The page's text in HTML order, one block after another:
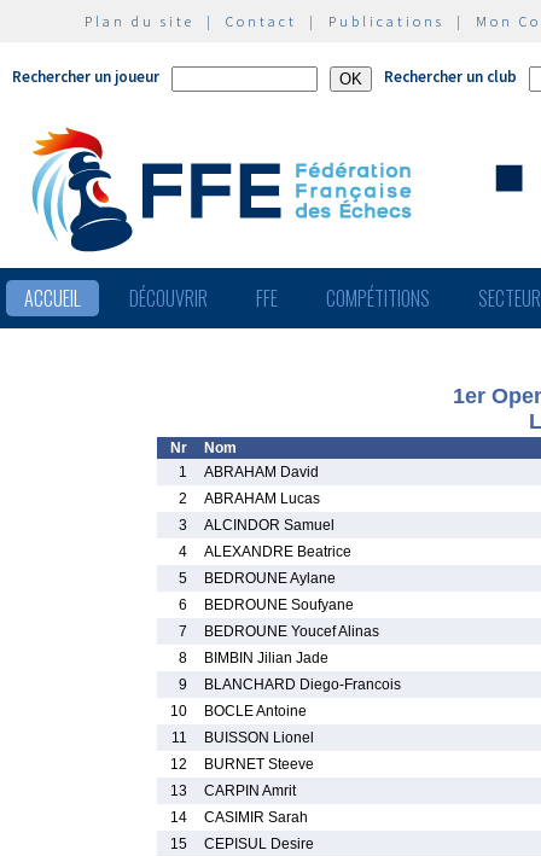
Plan du site | Contact | Publications | Mon
Rechercher un joueur Rechercher un club
ACCUEIL DÉCOUVRIR FFE COMPÉTITIONS
1er
Nr
Nom
1
ABRAHAM David
2
ABRAHAM Lucas
3
ALCINDOR Samuel
4
ALEXANDRE Beatrice
5
BEDROUNE Aylane
6
BEDROUNE Soufyane
7
BEDROUNE Youcef Alinas
8
BIMBIN Jilian Jade
9
BLANCHARD Diego-Francois
10
BOCLE Antoine
11
BUISSON Lionel
12
BURNET Steeve
13
CARPIN Amrit
14
CASIMIR Sarah
15
CEPISUL Desire